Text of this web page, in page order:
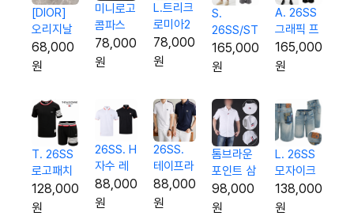
[DIOR]
오리지날
패턴Set
5종 양말
68,000
원
미니로고
콤파스
코튼 반
팔티
78,000
원
L.트리크
로미아2
반팔티
78,000
원
S.
26SS/ST
레터링
3p 오버
165,000
원
A. 26SS
그래픽 프
린팅 3p
오버핏 셋
165,000
원
T. 26SS
로고패치
시보리 반
팔 & 반바
128,000
원
26SS. H
자수 레
터링 팁
카라 티
88,000
원
26SS.
테이프라
인 G자수
실켓 카
88,000
원
톰브라운
포인트 삼
선 하프 셔
츠
98,000
원
L. 26SS
모자이크
로고 하프
진
138,000
원